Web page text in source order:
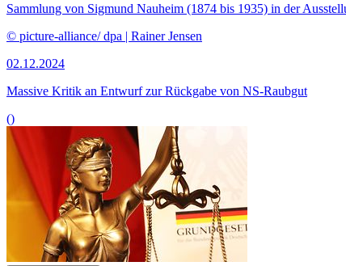
Sammlung von Sigmund Nauheim (1874 bis 1935) in der
© picture-alliance/ dpa | Rainer Jensen
02.12.2024
Massive Kritik an Entwurf zur Rückgabe von NS-Raubgut
()